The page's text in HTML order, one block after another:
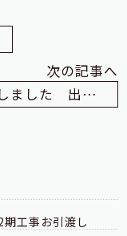
次の記事へ
完成しました 出雲市N様邸 新築
工事お引渡し